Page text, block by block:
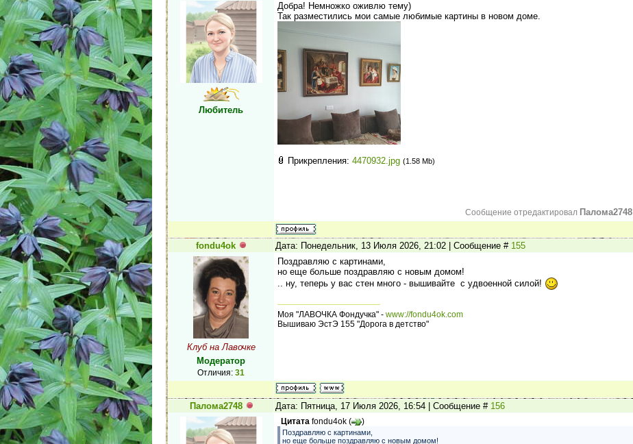
Любитель
Добра! Немножко оживлю тему)
Так разместились мои самые любимые картины в новом доме.
Прикрепления: 4470932.jpg (1.58 Mb)
Сообщение отредактировал Палома2748
fondu4ok Дата: Понедельник, 13 Июля 2026, 21:02 | Сообщение # 155
Клуб на Лавочке
Модератор
Отличия: 31
Поздравляю с картинами,
но еще больше поздравляю с новым домом!
.. ну, теперь у вас стен много - вышивайте с удвоенной силой!
Моя "ЛАВОЧКА Фондучка" - www://fondu4ok.com
Вышиваю ЭстЭ 155 "Дорога в детство"
Палома2748 Дата: Пятница, 17 Июля 2026, 16:54 | Сообщение # 156
Цитата fondu4ok ( )
Поздравляю с картинами,
но еще больше поздравляю с новым домом!